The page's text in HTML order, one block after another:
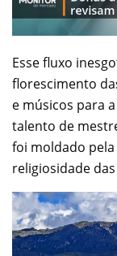
Esse fluxo
florescimento
e músicos para
talento de
foi moldado
religiosidade